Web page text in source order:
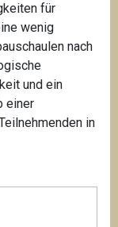
für
wenig
nach
und ein
einer
in